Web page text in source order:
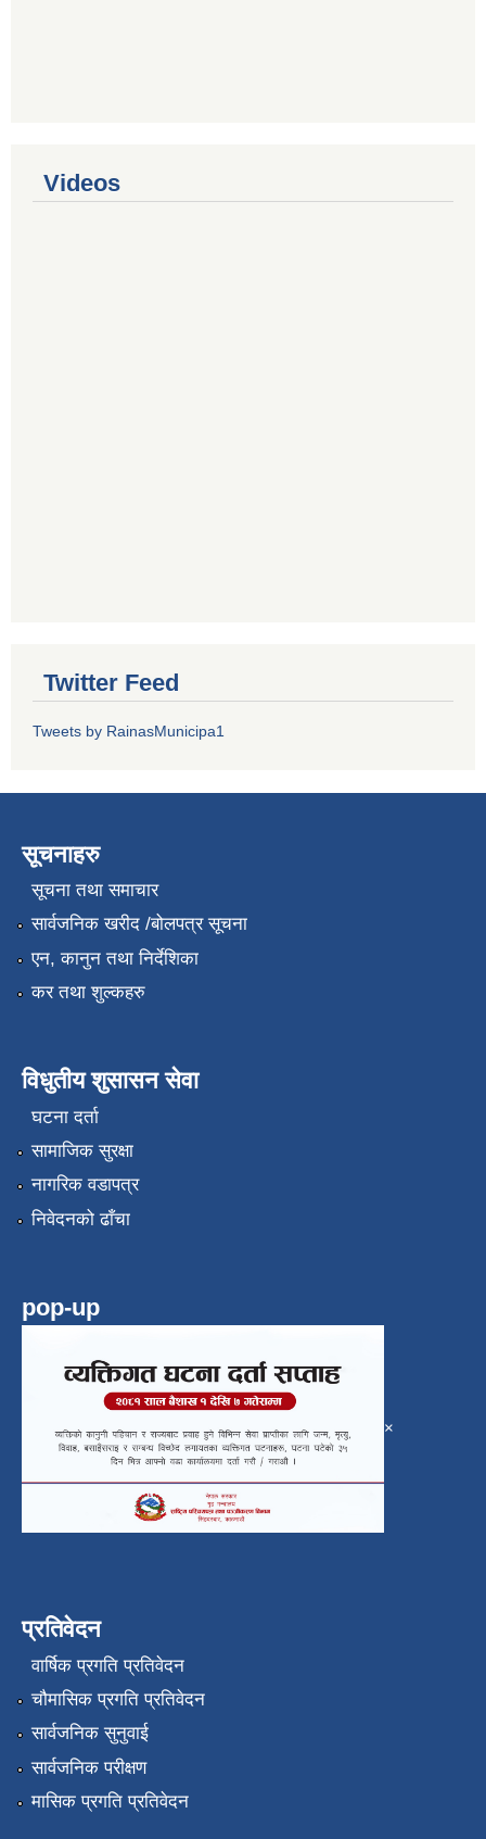
Videos
Twitter Feed
Tweets by RainasMunicipa1
सूचनाहरु
सूचना तथा समाचार
सार्वजनिक खरीद /बोलपत्र सूचना
एन, कानुन तथा निर्देशिका
कर तथा शुल्कहरु
विधुतीय शुसासन सेवा
घटना दर्ता
सामाजिक सुरक्षा
नागरिक वडापत्र
निवेदनको ढाँचा
pop-up
×
प्रतिवेदन
वार्षिक प्रगति प्रतिवेदन
चौमासिक प्रगति प्रतिवेदन
सार्वजनिक सुनुवाई
सार्वजनिक परीक्षण
मासिक प्रगति प्रतिवेदन